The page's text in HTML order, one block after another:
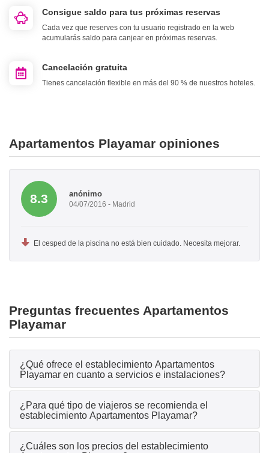
Consigue saldo para tus próximas reservas
Cada vez que reserves con tu usuario registrado en la web
acumularás saldo para canjear en próximas reservas.
Cancelación gratuita
Tienes cancelación flexible en más del 90 % de nuestros hoteles.
Apartamentos Playamar opiniones
8.3 anónimo
04/07/2016 - Madrid
El cesped de la piscina no está bien cuidado. Necesita mejorar.
Preguntas frecuentes Apartamentos
Playamar
¿Qué ofrece el establecimiento Apartamentos
Playamar en cuanto a servicios e instalaciones?
¿Para qué tipo de viajeros se recomienda el
establecimiento Apartamentos Playamar?
¿Cuáles son los precios del establecimiento